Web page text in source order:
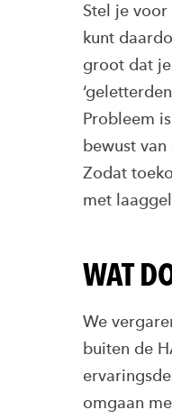
Stel je
kunt
groot dat
Probleem
bewust
Zodat
met
WAT
We
buiten de
omgaan